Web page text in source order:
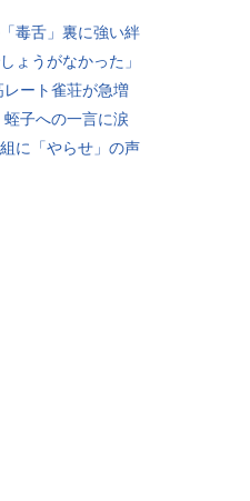
毒舌」裏に強い絆
ょうがなかった」
ート雀荘が急増
子への一言に涙
に「やらせ」の声